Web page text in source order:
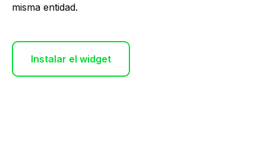
misma entidad.
Instalar el widget